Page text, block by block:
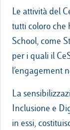
Cambia
E-Learning
Le nostre sedi
Le attività del
tutti coloro che
School, come
per i quali il
l’engagement
La
Inclusione e
in essi,